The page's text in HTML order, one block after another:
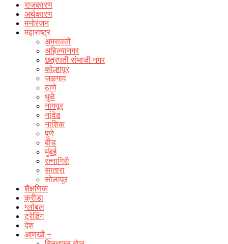
राजकारण
अर्थकारण
मनोरंजन
महाराष्ट्र
अमरावती
अहिल्यानगर
छत्रपती संभाजी नगर
कोल्हापूर
जळगाव
ठाणे
धुळे
नागपूर
नांदेड
नाशिक
पुणे
बीड
मुंबई
रत्नागिरी
सातारा
सोलापूर
शैक्षणिक
क्रीडा
ग्लोबल
ट्रेडिंग
देश
आणखी +